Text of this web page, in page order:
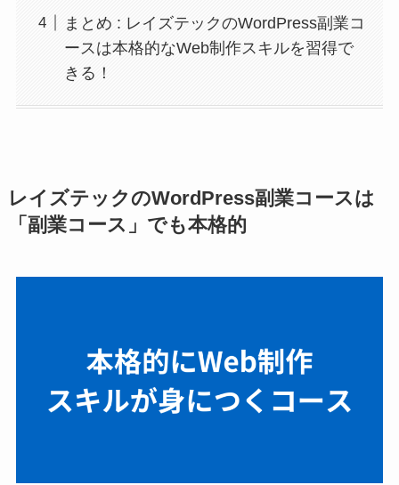
まとめ : レイズテックのWordPress副業コ
ースは本格的なWeb制作スキルを習得で
きる！
レイズテックのWordPress副業コースは
「副業コース」でも本格的